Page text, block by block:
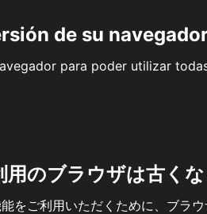
de su
para poder utilizar
のブラウザは古く
をご利用いただくために、ブラウ